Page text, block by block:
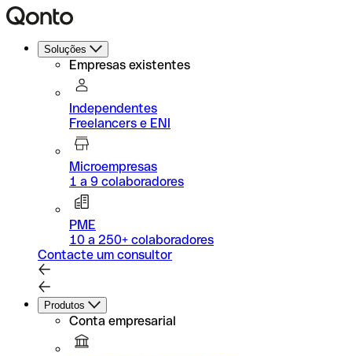
Soluções
Empresas existentes
Independentes
Freelancers e ENI
Microempresas
1 a 9 colaboradores
PME
10 a 250+ colaboradores
Contacte um consultor
Produtos
Conta empresarial